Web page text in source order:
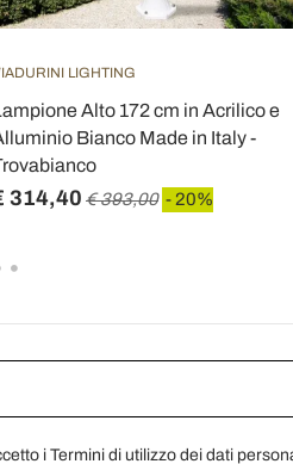
LIGHTING
Alto 172 cm in Acrilico e
Bianco Made in Italy -
314,40 € 393,00 - 20%
i Termini di utilizzo dei dati